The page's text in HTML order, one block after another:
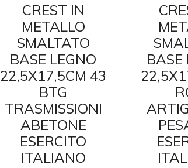
CREST IN
METALLO
SMALTATO
BASE LEGNO
22,5X17,5CM 43
BTG
TRASMISSIONI
ABETONE
ESERCITO
ITALIANO
BASE